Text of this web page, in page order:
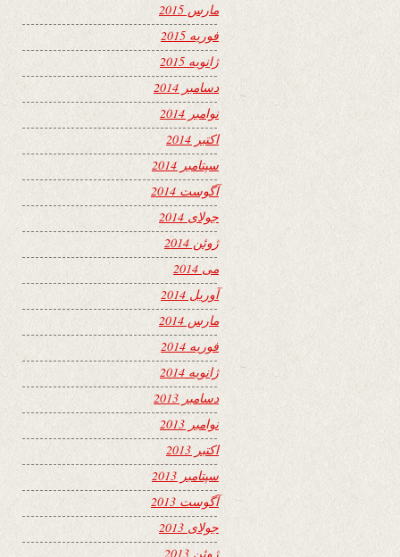
مارس 2015
فوریه 2015
ژانویه 2015
دسامبر 2014
نوامبر 2014
اکتبر 2014
سپتامبر 2014
آگوست 2014
جولای 2014
ژوئن 2014
می 2014
آوریل 2014
مارس 2014
فوریه 2014
ژانویه 2014
دسامبر 2013
نوامبر 2013
اکتبر 2013
سپتامبر 2013
آگوست 2013
جولای 2013
ژوئن 2013